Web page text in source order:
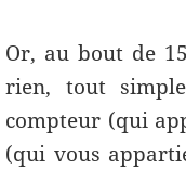
Or, au bout de
rien, tout
compteur (qui
(qui vous